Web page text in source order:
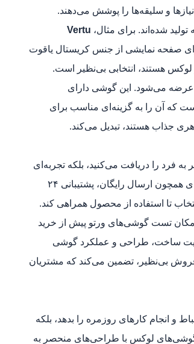
و سلیقه‌ها را پوشش می‌دهند.
شده‌اند. برای مثال، Vertu
عیار طراحی شده و دارای صفحه نمایشی از جنس کریستال یاقوت
هستند، انتخابی بی‌نظیر است.
عرضه می‌شود. این گوشی دارای
است که آن را به گزینه‌ای مناسب برای
جذاب هستند، تبدیل می‌کند.
فرد را دریافت می‌کنید، بلکه تجربه‌ای
خاص و لذت‌بخش را نیز خواهید داشت. این فروشگاه با ارائه خدمات ویژه‌ای همچون ارسال رایگان، پشتیبانی ۲۴
تا استفاده از محصول همراهی کند.
تست گوشی‌های ورتو پیش از خرید
ساخت، طراحی و عملکرد گوشی
فروش بی‌نظیر، تضمین می‌کند که مشتریان
و انجام کارهای روزمره را بدهد، بلکه
گوشی‌های لوکس با طراحی‌های منحصر به